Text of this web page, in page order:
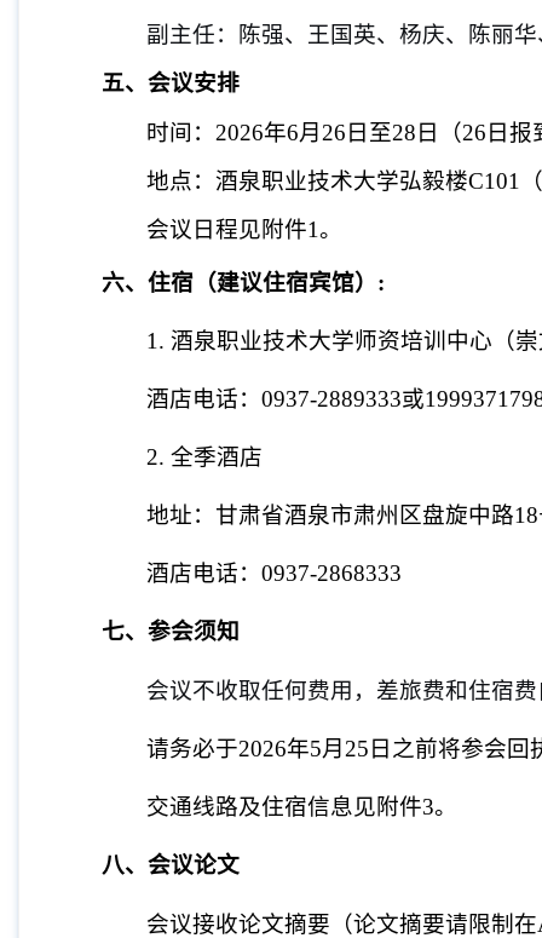
副主任：陈强、王国英、杨庆、陈丽
五、会议安排
时间： 2026年6月 26日至28日（26日报
地点：酒泉职业技术大学弘毅楼C101
会议日程见附件1。
六、住宿（建议住宿宾馆） :
1. 酒泉职业技术大学师资培训中心（
酒店电话：0937-2889333或
2. 全季酒店
地址：甘肃省酒泉市肃州区盘旋中路18
酒店电话：0937-2868333
七、参会须知
会议不收取任何费用，差旅费和住宿
请务必于2026年5月 25日之前将参会回
交通线路及住宿信息见附件3。
八、会议论文
会议接收论文摘要（论文摘要请限制在